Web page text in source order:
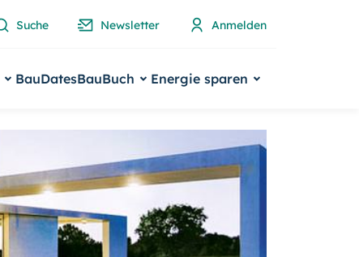
Suche Newsletter Anmelden
BauDatesBauBuch Energie sparen